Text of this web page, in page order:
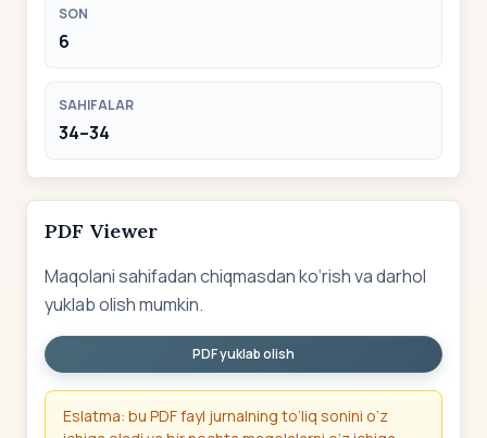
SON
6
SAHIFALAR
34–34
PDF Viewer
Maqolani sahifadan chiqmasdan ko‘rish va darhol
yuklab olish mumkin.
PDF yuklab olish
Eslatma: bu PDF fayl jurnalning to‘liq sonini o‘z